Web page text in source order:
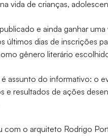
vida de crianças,
e ainda ganhar
últimos dias de inscrições
gênero literário
assunto do informativo: o
e resultados de ações
com o arquiteto Rodrigo